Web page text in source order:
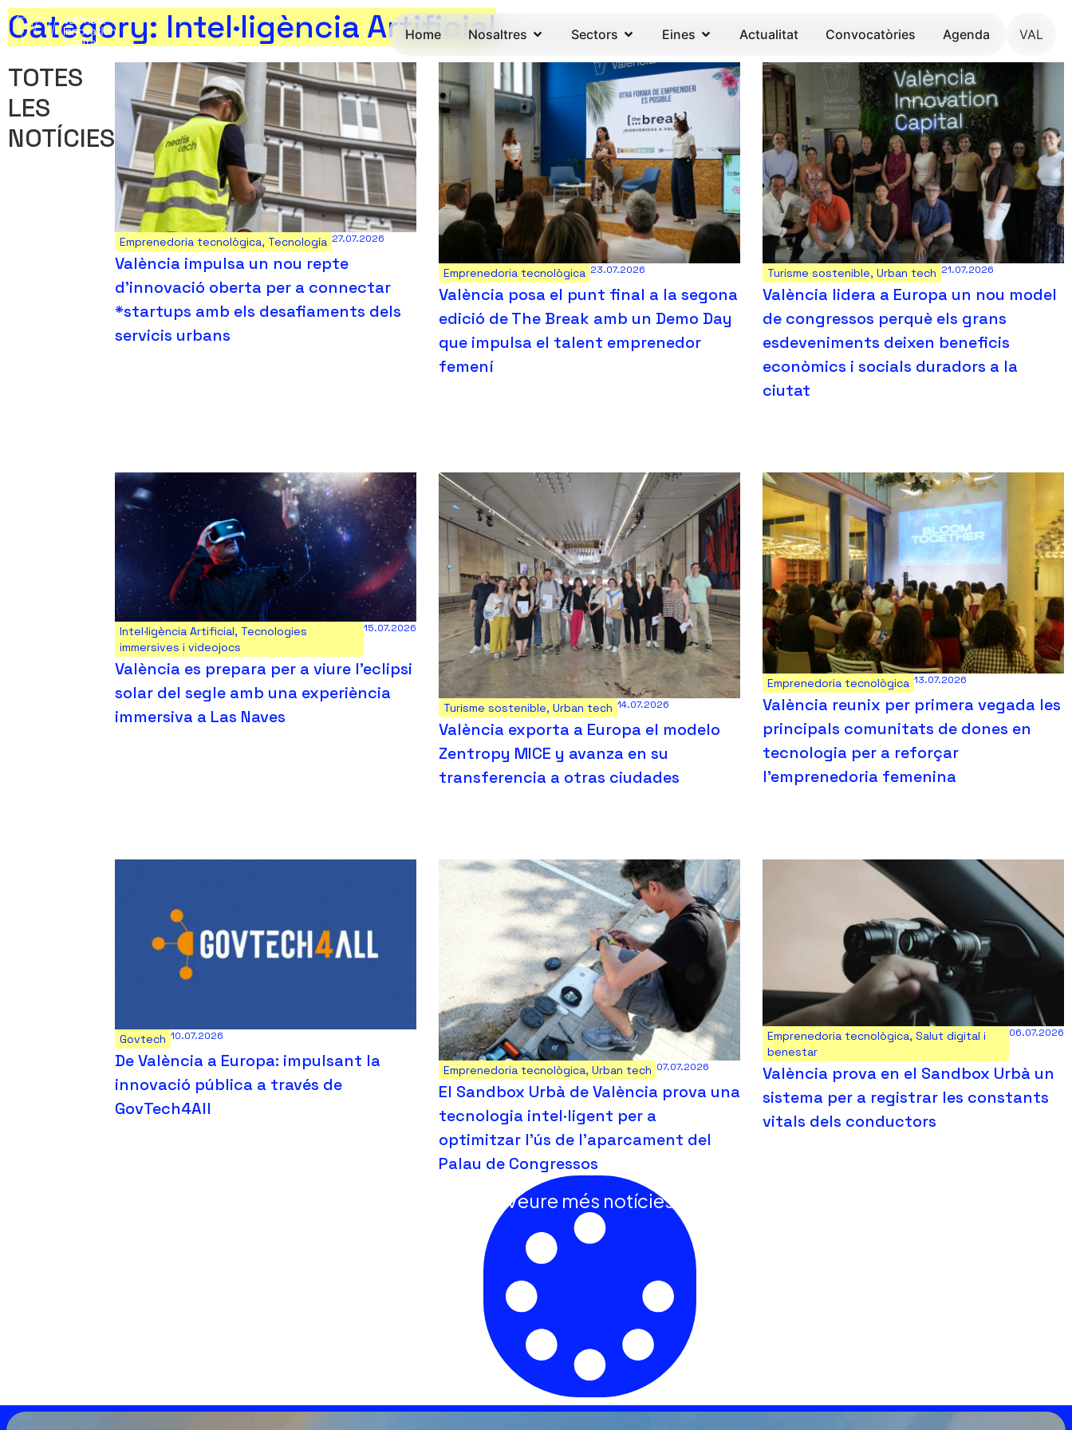
Home Nosaltres Sectors Eines Actualitat Convocatòries Agenda VAL
Category: Intel·ligència Artificial
TOTES
LES
NOTÍCIES
Emprenedoria tecnològica, Tecnología 27.07.2026
València impulsa un nou repte
d’innovació oberta per a connectar
*startups amb els desafiaments dels
servicis urbans
Emprenedoria tecnològica 23.07.2026
València posa el punt final a la segona
edició de The Break amb un Demo Day
que impulsa el talent emprenedor
femení
Turisme sostenible, Urban tech 21.07.2026
València lidera a Europa un nou model
de congressos perquè els grans
esdeveniments deixen beneficis
econòmics i socials duradors a la
ciutat
Intel·ligència Artificial, Tecnologies
immersives i videojocs
15.07.2026
València es prepara per a viure l’eclipsi
solar del segle amb una experiència
immersiva a Las Naves
Turisme sostenible, Urban tech 14.07.2026
València exporta a Europa el modelo
Zentropy MICE y avanza en su
transferencia a otras ciudades
Emprenedoria tecnològica 13.07.2026
València reunix per primera vegada les
principals comunitats de dones en
tecnologia per a reforçar
l’emprenedoria femenina
Govtech 10.07.2026
De València a Europa: impulsant la
innovació pública a través de
GovTech4All
Emprenedoria tecnològica, Urban tech 07.07.2026
El Sandbox Urbà de València prova una
tecnologia intel·ligent per a
optimitzar l’ús de l’aparcament del
Palau de Congressos
Emprenedoria tecnològica, Salut digital i
benestar
06.07.2026
València prova en el Sandbox Urbà un
sistema per a registrar les constants
vitals dels conductors
Veure més notícies